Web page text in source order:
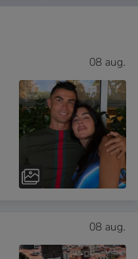
08 aug.
08 aug.